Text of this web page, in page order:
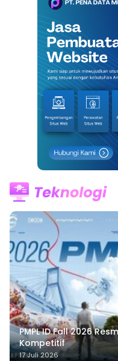
PMPL ID Fall 2026
Kompetitif
17 Juli 2026